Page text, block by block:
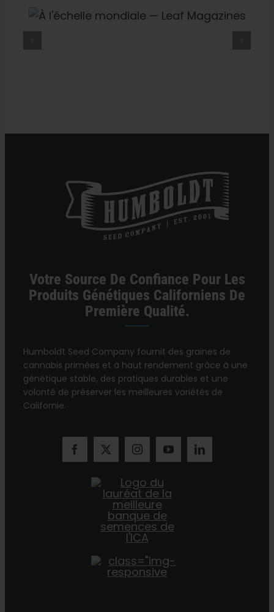
of
Qu'est-Ce Que Le THCV ? La
Votre Source De Confiance Pour Les
Produits Génétiques Californiens De
Première Qualité.
Humboldt Seed Company fournit des graines de
cannabis primées et à haut rendement grâce à une
génétique stable, des pratiques durables et une
volonté de préserver les meilleures variétés de
Californie.